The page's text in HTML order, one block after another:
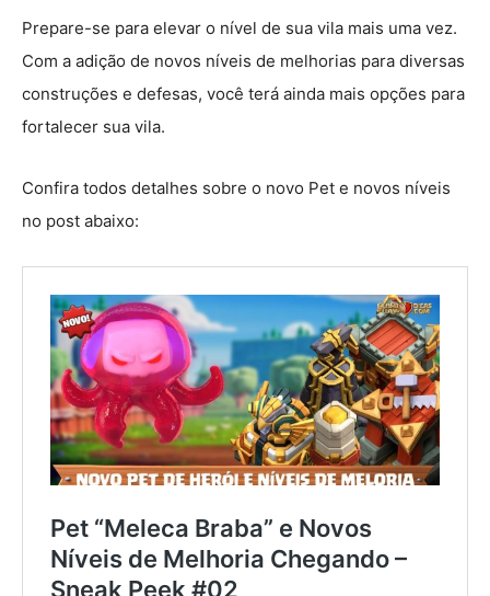
Prepare-se para elevar o nível de sua vila mais uma vez.
Com a adição de novos níveis de melhorias para diversas
construções e defesas, você terá ainda mais opções para
fortalecer sua vila.
Confira todos detalhes sobre o novo Pet e novos níveis
no post abaixo: